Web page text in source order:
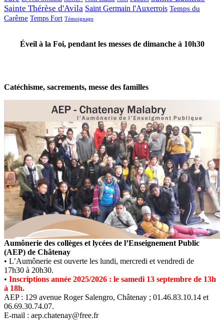
Sainte Thérèse d'Avila Saint Germain l'Auxerrois Temps du
Carême Temps Fort Témoignage
Éveil à la Foi, pendant les messes de dimanche à 10h30
Catéchisme, sacrements, messe des familles
Aumônerie des collèges et lycées de l’Enseignement Public
(AEP) de Châtenay
• L’Aumônerie est ouverte les lundi, mercredi et vendredi de
17h30 à 20h30.
• Inscriptions année 2025/2026 : le samedi 13 septembre de 13h
à 18h.
AEP : 129 avenue Roger Salengro, Châtenay ; 01.46.83.10.14 et
06.69.30.74.07.
E-mail : aep.chatenay@free.fr